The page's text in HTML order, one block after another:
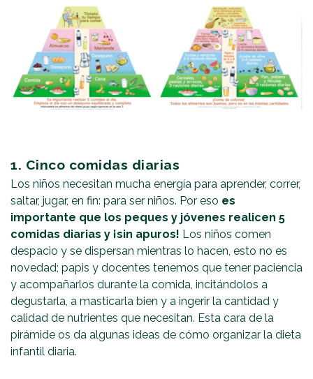
1. Cinco comidas diarias
Los niños necesitan mucha energía para aprender, correr,
saltar, jugar, en fin: para ser niños. Por eso es
importante que los peques y jóvenes realicen 5
comidas diarias y ¡sin apuros! Los niños comen
despacio y se dispersan mientras lo hacen, esto no es
novedad; papis y docentes tenemos que tener paciencia
y acompañarlos durante la comida, incitándolos a
degustarla, a masticarla bien y a ingerir la cantidad y
calidad de nutrientes que necesitan. Esta cara de la
pirámide os da algunas ideas de cómo organizar la dieta
infantil diaria.